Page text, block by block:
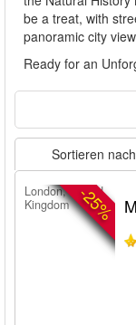
be a treat, with
panoramic city
Ready for an
Sortieren nach
-25%
London, United
Kingdom